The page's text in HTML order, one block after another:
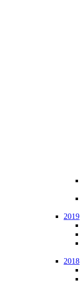
2019
2018